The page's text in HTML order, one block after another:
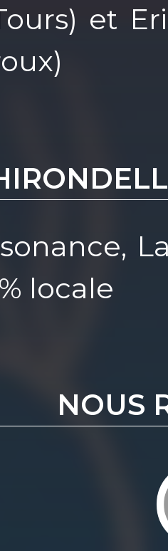
et
locale
NOUS